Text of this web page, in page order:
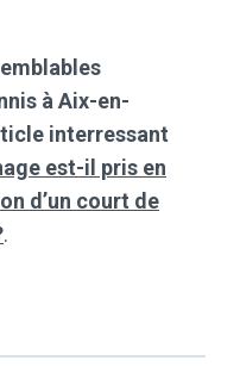
à Aix-en-
interressant
est-il pris en
d’un court de
.